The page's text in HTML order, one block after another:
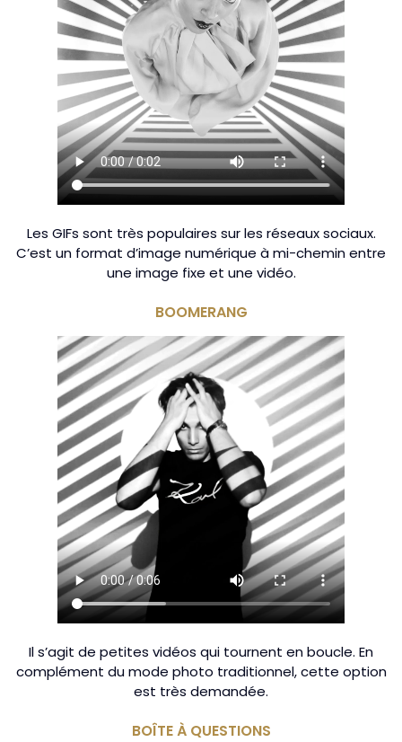
Les GIFs sont très populaires sur les réseaux sociaux.
C’est un format d’image numérique à mi-chemin entre
une image fixe et une vidéo.
BOOMERANG
Il s’agit de petites vidéos qui tournent en boucle. En
complément du mode photo traditionnel, cette option
est très demandée.
BOÎTE À QUESTIONS